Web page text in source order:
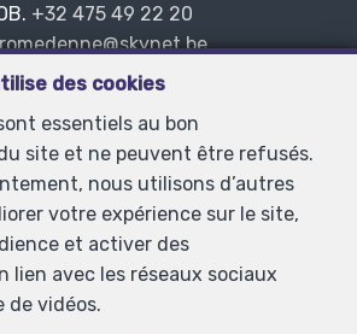
des cookies
essentiels au bon
site et ne peuvent être refusés.
nous utilisons d’autres
votre expérience sur le site,
et activer des
lien avec les réseaux sociaux
de vidéos.
—
+32 475 49 22 20
—
intermédiaire et agent immobilier
le numéro 104.008 en Belgique -
BE-0445.586.920- Instance de
des agents immobiliers,
16B, 1000 Bruxelles (+32 2 505 38
Soumis au